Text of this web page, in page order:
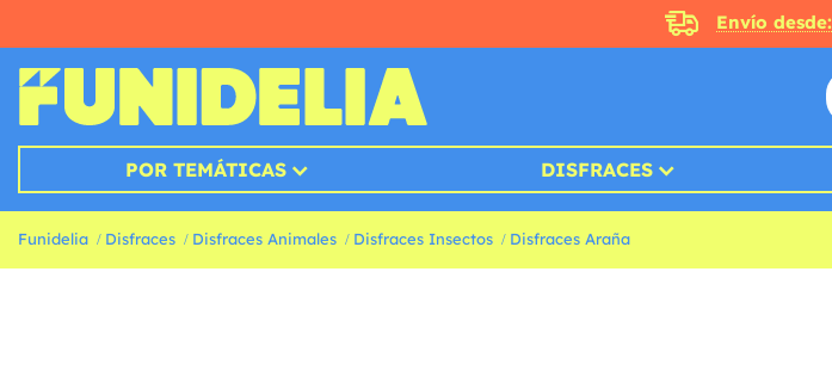
Envío desde:
POR TEMÁTICAS DISFRACES
Funidelia Disfraces Disfraces Animales Disfraces Insectos Disfraces Araña